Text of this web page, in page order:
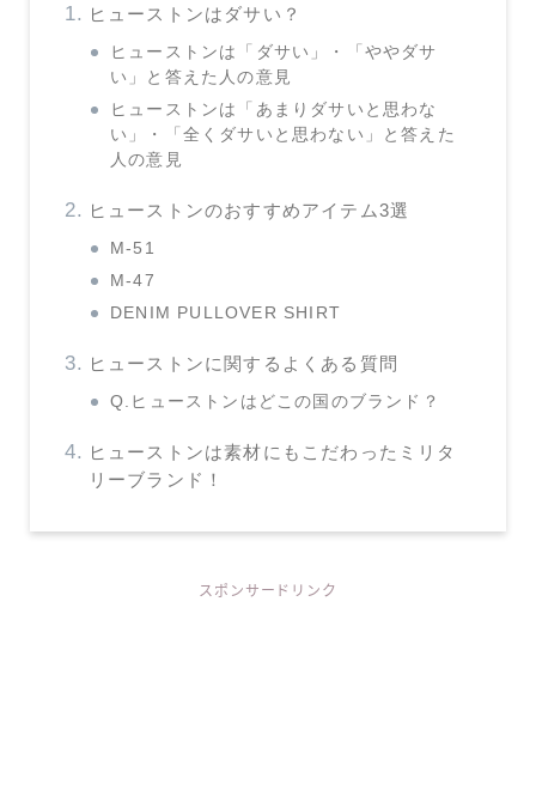
ヒューストンはダサい？
ヒューストンは「ダサい」・「ややダサ
い」と答えた人の意見
ヒューストンは「あまりダサいと思わな
い」・「全くダサいと思わない」と答えた
人の意見
ヒューストンのおすすめアイテム3選
M-51
M-47
DENIM PULLOVER SHIRT
ヒューストンに関するよくある質問
Q.ヒューストンはどこの国のブランド？
ヒューストンは素材にもこだわったミリタ
リーブランド！
スポンサードリンク